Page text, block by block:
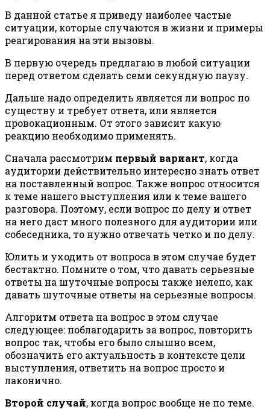
В данной статье я приведу наиболее частые
ситуации, которые случаются в жизни и примеры
реагирования на эти вызовы.
В первую очередь предлагаю в любой ситуации
перед ответом сделать семи секундную паузу.
Дальше надо определить является ли вопрос по
существу и требует ответа, или является
провокационным. От этого зависит какую
реакцию необходимо применять.
Сначала рассмотрим первый вариант, когда
аудитории действительно интересно знать ответ
на поставленный вопрос. Также вопрос относится
к теме нашего выступления или к теме вашего
разговора. Поэтому, если вопрос по делу и ответ
на него даст много полезного для аудитории или
собеседника, то нужно отвечать четко и по делу.
Юлить и уходить от вопроса в этом случае будет
бестактно. Помните о том, что давать серьезные
ответы на шуточные вопросы также нелепо, как
давать шуточные ответы на серьезные вопросы.
Алгоритм ответа на вопрос в этом случае
следующее: поблагодарить за вопрос, повторить
вопрос так, чтобы его было слышно всем,
обозначить его актуальность в контексте цели
выступления, ответить на вопрос просто и
лаконично.
Второй случай, когда вопрос вообще не по теме.